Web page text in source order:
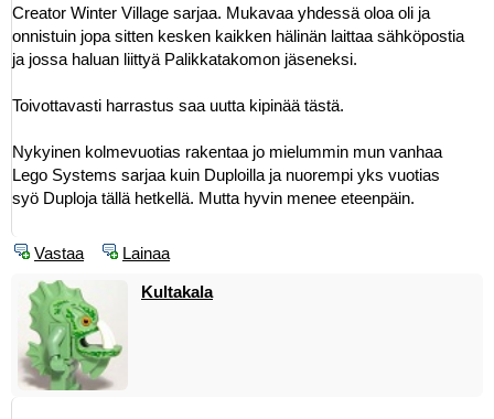
Creator Winter Village sarjaa. Mukavaa yhdessä oloa oli ja
onnistuin jopa sitten kesken kaikken hälinän laittaa sähköpostia
ja jossa haluan liittyä Palikkatakomon jäseneksi.
Toivottavasti harrastus saa uutta kipinää tästä.
Nykyinen kolmevuotias rakentaa jo mielummin mun vanhaa
Lego Systems sarjaa kuin Duploilla ja nuorempi yks vuotias
syö Duploja tällä hetkellä. Mutta hyvin menee eteenpäin.
Vastaa Lainaa
Kultakala